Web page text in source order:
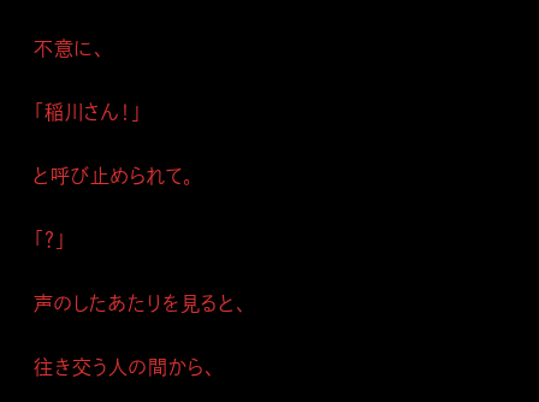
不意に、
「稲川さん！」
と呼び止められて。
「？」
声のしたあたりを見ると、
往き交う人の間から、